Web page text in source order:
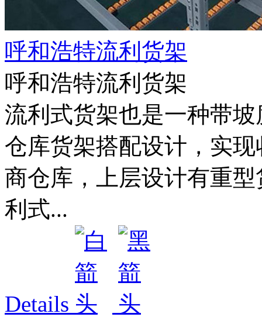
呼和浩特流利货架
呼和浩特流利货架
流利式货架也是一种带
仓库货架搭配设计，实
商仓库，上层设计有重
利式...
Details